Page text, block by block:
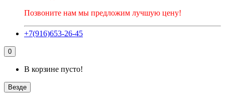
Позвоните нам мы предложим лучшую цену!
+7(916)653-26-45
0
В корзине пусто!
Везде